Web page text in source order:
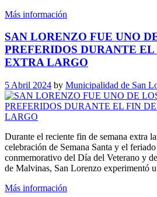
Más información
SAN LORENZO FUE UNO
PREFERIDOS DURANTE
EXTRA LARGO
5 Abril 2024 by Municipalidad de San
Durante el reciente fin de semana extra
celebración de Semana Santa y el
conmemorativo del Día del Veterano y
de Malvinas, San Lorenzo experimentó
Más información